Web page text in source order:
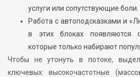
услуги или сопутствующие боли.
Работа с автоподсказками и
в этих блоках появляются
которые только набирают
Чтобы не утонуть в потоке,
ключевых: высокочастотные